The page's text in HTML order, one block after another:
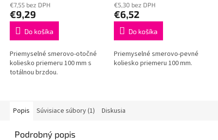
€7,55 bez DPH
€9,29
Do košíka
Priemyselné smerovo-otočné
koliesko priemeru 100 mm s
totálnou brzdou.
€5,30 bez DPH
€6,52
Do košíka
Priemyselné smerovo-pevné
koliesko priemeru 100 mm.
Popis Súvisiace súbory (1) Diskusia
Podrobný popis